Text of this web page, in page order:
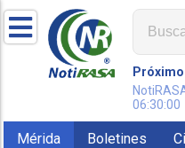
06:30:00
Mérida Boletines